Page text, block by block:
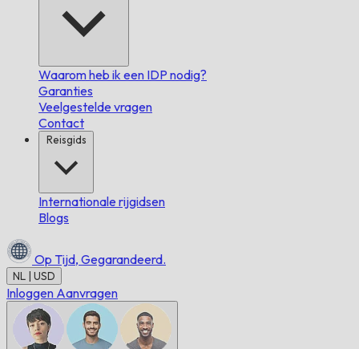
Waarom heb ik een IDP nodig?
Garanties
Veelgestelde vragen
Contact
Reisgids
Internationale rijgidsen
Blogs
Op Tijd, Gegarandeerd.
NL | USD
Inloggen Aanvragen